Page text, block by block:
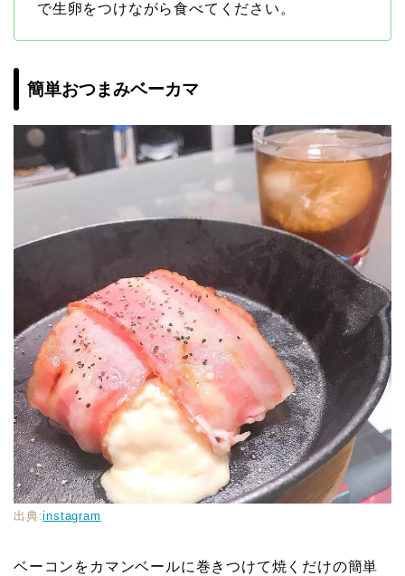
で生卵をつけながら食べてください。
簡単おつまみベーカマ
出典:instagram
ベーコンをカマンベールに巻きつけて焼くだけの簡単